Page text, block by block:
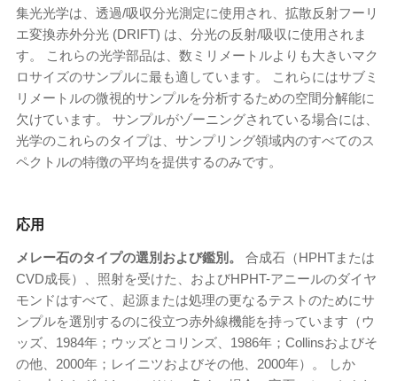
集光光学は、透過/吸収分光測定に使用され、拡散反射フーリ
エ変換赤外分光 (DRIFT) は、分光の反射/吸収に使用されま
す。 これらの光学部品は、数ミリメートルよりも大きいマク
ロサイズのサンプルに最も適しています。 これらにはサブミ
リメートルの微視的サンプルを分析するための空間分解能に
欠けています。 サンプルがゾーニングされている場合には、
光学のこれらのタイプは、サンプリング領域内のすべてのス
ペクトルの特徴の平均を提供するのみです。
応用
メレー石のタイプの選別および鑑別。 合成石（HPHTまたは
CVD成長）、照射を受けた、およびHPHT-アニールのダイヤ
モンドはすべて、起源または処理の更なるテストのためにサ
ンプルを選別するのに役立つ赤外線機能を持っています（ウ
ッズ、1984年；ウッズとコリンズ、1986年；Collinsおよびそ
の他、2000年；レイニツおよびその他、2000年）。 しか